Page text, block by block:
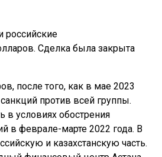
российские
Сделка была закрыта
после того, как в мае 2023
против всей группы.
в условиях обострения
в феврале-марте 2022 года. В
и казахстанскую часть.